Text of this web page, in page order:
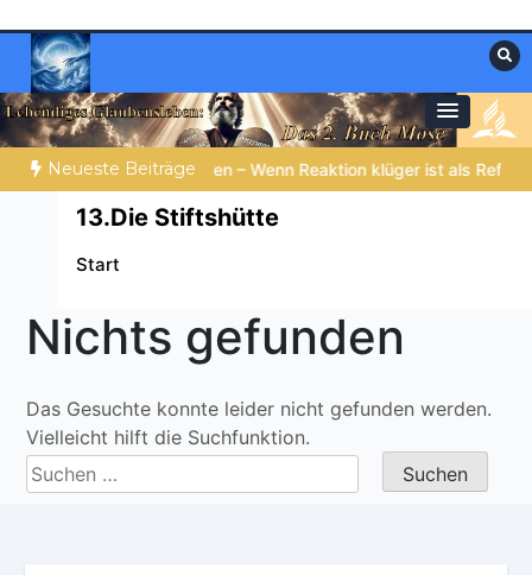
Inhalt
springen
Christliche Ressourcen
Materialien, die stärken. Antworten, die
leiten.
Neueste Beiträge
PERSON DES TAGES | 06.08.2026 | Dina – die Tochter
13.Die Stiftshütte
Start
Nichts gefunden
Das Gesuchte konnte leider nicht gefunden werden.
Vielleicht hilft die Suchfunktion.